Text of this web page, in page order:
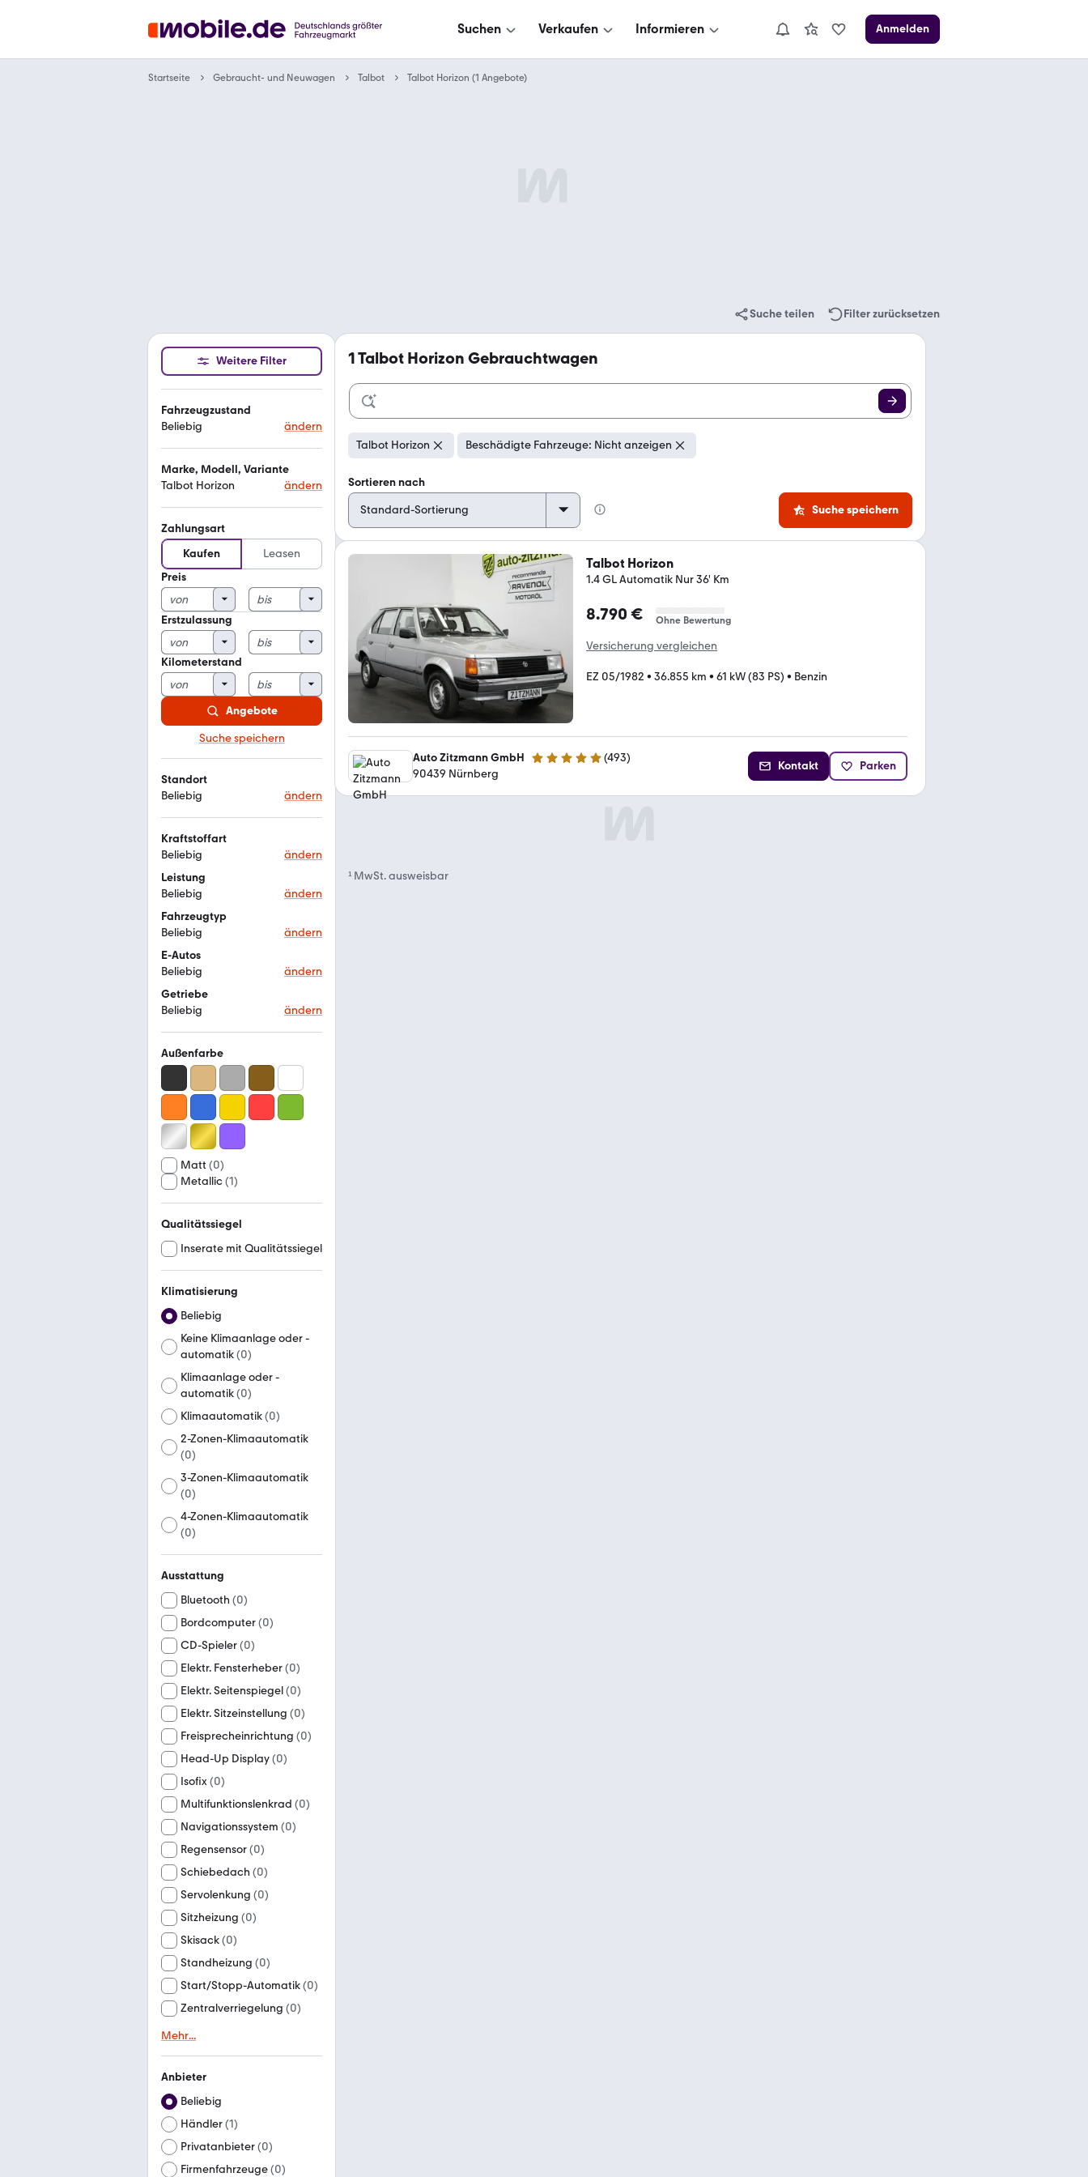
Suchen Verkaufen Informieren Anmelden
Startseite Gebraucht- und Neuwagen Talbot Talbot Horizon (1 Angebote)
Suche teilen Filter zurücksetzen
Weitere Filter
Fahrzeugzustand
Beliebig
ändern
Marke, Modell, Variante
Talbot Horizon
ändern
Zahlungsart
Kaufen
Leasen
Preis
Erstzulassung
Kilometerstand
Angebote
Suche speichern
Standort
Beliebig
ändern
Kraftstoffart
Beliebig
ändern
Leistung
Beliebig
ändern
Fahrzeugtyp
Beliebig
ändern
E-Autos
Beliebig
ändern
Getriebe
Beliebig
ändern
Außenfarbe
Matt (0)
Metallic(1)
Qualitätssiegel
Inserate mit Qualitätssiegel
Klimatisierung
Beliebig
Keine Klimaanlage oder -
automatik(0)
Klimaanlage oder -
automatik(0)
Klimaautomatik(0)
2-Zonen-Klimaautomatik
(0)
3-Zonen-Klimaautomatik
(0)
4-Zonen-Klimaautomatik
(0)
Ausstattung
Bluetooth (0)
Bordcomputer(0)
CD-Spieler(0)
Elektr. Fensterheber(0)
Elektr. Seitenspiegel(0)
Elektr. Sitzeinstellung (0)
Freisprecheinrichtung (0)
Head-Up Display(0)
Isofix(0)
Multifunktionslenkrad (0)
Navigationssystem (0)
Regensensor(0)
Schiebedach (0)
Servolenkung (0)
Sitzheizung (0)
Skisack(0)
Standheizung (0)
Start/Stopp-Automatik(0)
Zentralverriegelung (0)
Mehr...
Anbieter
Beliebig
Händler(1)
Privatanbieter(0)
Firmenfahrzeuge(0)
1Talbot Horizon Gebrauchtwagen
Talbot Horizon Beschädigte Fahrzeuge: Nicht anzeigen
Sortieren nach
Suche speichern
Talbot Horizon
1.4 GL Automatik Nur 36' Km
8.790 € Ohne Bewertung
Versicherung vergleichen
EZ 05/1982 • 36.855 km • 61 kW (83 PS) • Benzin
Auto Zitzmann GmbH 4.9 Sterne (493)
90439 Nürnberg
Kontakt Parken
¹MwSt. ausweisbar